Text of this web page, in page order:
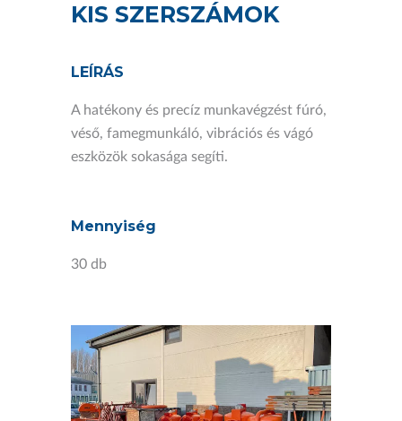
KIS SZERSZÁMOK
LEÍRÁS
A hatékony és precíz munkavégzést fúró,
véső, famegmunkáló, vibrációs és vágó
eszközök sokasága segíti.
Mennyiség
30 db